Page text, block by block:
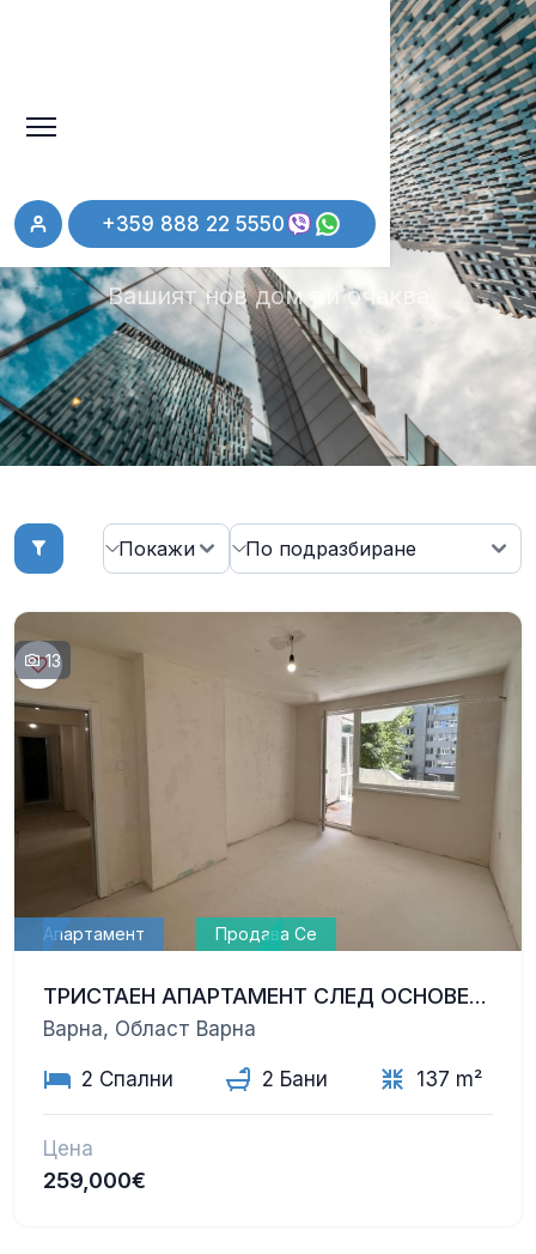
+359 888 22 5550
Имоти
Вашият нов дом ви очаква
13
Апартамент Продава Се
ТРИСТАЕН АПАРТАМЕНТ СЛЕД ОСНОВЕН РЕМОНТ, ШИРОК ЦЕНТЪР — ЗИМНО КИНО ТРАКИЯ, ВАРНА
Варна, Област Варна
2 Спални 2 Бани 137 m²
Цена
259,000€